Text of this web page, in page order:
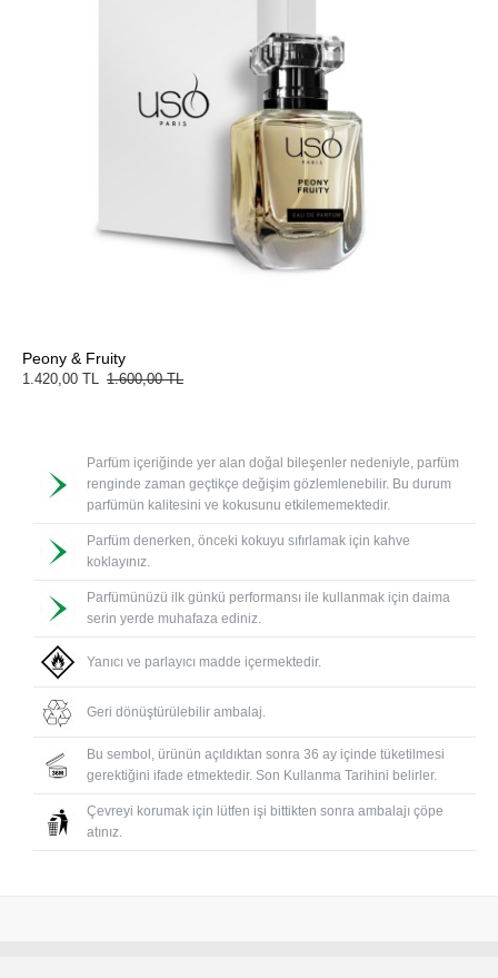
Peony & Fruity
1.420,00 TL 1.600,00 TL
Parfüm içeriğinde yer alan doğal bileşenler nedeniyle, parfüm
renginde zaman geçtikçe değişim gözlemlenebilir. Bu durum
parfümün kalitesini ve kokusunu etkilememektedir.
Parfüm denerken, önceki kokuyu sıfırlamak için kahve
koklayınız.
Parfümünüzü ilk günkü performansı ile kullanmak için daima
serin yerde muhafaza ediniz.
Yanıcı ve parlayıcı madde içermektedir.
Geri dönüştürülebilir ambalaj.
Bu sembol, ürünün açıldıktan sonra 36 ay içinde tüketilmesi
gerektiğini ifade etmektedir. Son Kullanma Tarihini belirler.
Çevreyi korumak için lütfen işi bittikten sonra ambalajı çöpe
atınız.